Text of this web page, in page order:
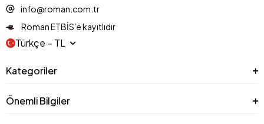
info@roman.com.tr
Roman ETBİS’e kayıtlıdır
Türkçe − TL
Kategoriler
Önemli Bilgiler